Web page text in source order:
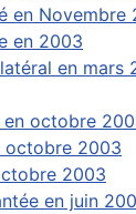
en Novembre
en 2003
en mars
en octobre
octobre 2003
2003
en juin